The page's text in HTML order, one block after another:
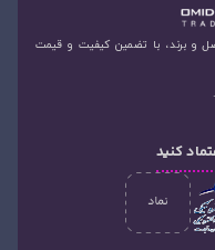
و برند، با تضمین کیفیت و قیمت
کنید